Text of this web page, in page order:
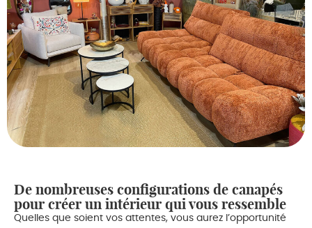
De nombreuses configurations de canapés
pour créer un intérieur qui vous ressemble
Quelles que soient vos attentes, vous aurez l’opportunité